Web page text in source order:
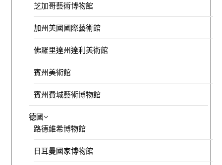
芝加哥藝術博物館
加州美國國際藝術館
佛羅里達州達利美術館
賓州美術館
賓州費城藝術博物館
德國
路德維希博物館
日耳曼國家博物館